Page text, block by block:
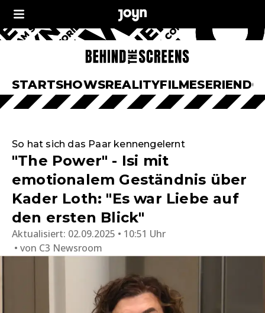
STARTSHOWSREALITYFILMESERIEN
So hat sich das Paar kennengelernt
"The Power" - Isi mit
emotionalem Geständnis über
Kader Loth: "Es war Liebe auf
den ersten Blick"
Aktualisiert: 02.09.2025 • 10:51 Uhr
von C3 Newsroom